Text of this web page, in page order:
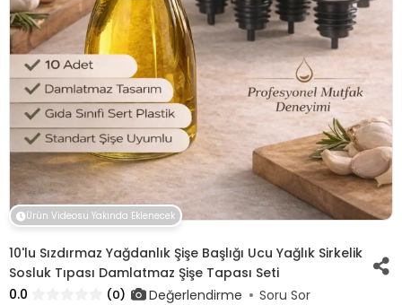
Ürün Videosu Yakında Eklenecek
10'lu Sızdırmaz Yağdanlık Şişe Başlığı Ucu Yağlık Sirkelik
Sosluk Tıpası Damlatmaz Şişe Tapası Seti
0.0
(0) Değerlendirme
Soru Sor